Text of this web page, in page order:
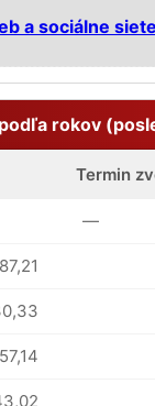
a sociálne
rokov
Termin
—